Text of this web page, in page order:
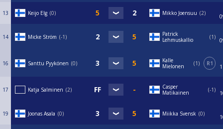
13 Keijo Elg 0 Mikko Joensuu 2
14 Micke Ström -1
Patrick
Lehmuskallio
1
16 Santtu Pyykönen 0
Kalle
Mielonen
1 R1
17 Katja Salminen 2
Casper
Matikainen
-1
19 Joonas Asala 0 Miikka Svensk 0